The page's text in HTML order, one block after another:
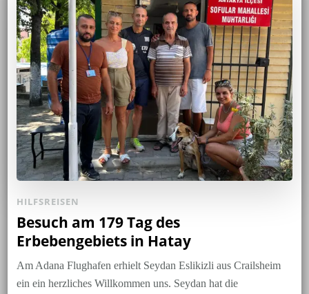
HILFSREISEN
Besuch am 179 Tag des
Erbebengebiets in Hatay
Am Adana Flughafen erhielt Seydan Eslikizli aus Crailsheim
ein ein herzliches Willkommen uns. Seydan hat die